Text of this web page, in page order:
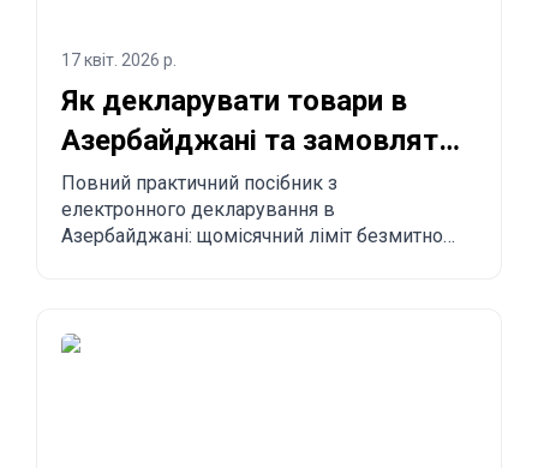
17 квіт. 2026 р.
Як декларувати товари в
Азербайджані та замовляти
з Китаю в Азербайджан?
Повний практичний посібник з
електронного декларування в
Азербайджані: щомісячний ліміт безмитного
Туреччини, США та інших країн до